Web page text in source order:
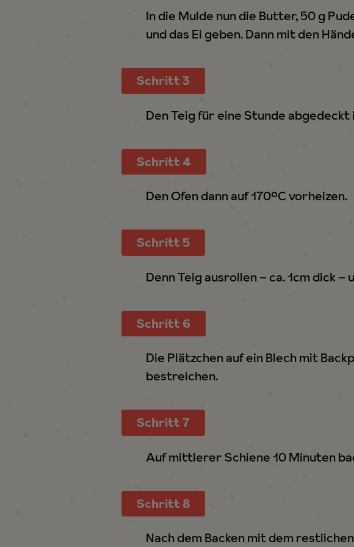
In die Mulde nun die Butter, 50 g
und das Ei geben. Dann mit den
Schritt 3
Den Teig für eine Stunde abgedeckt
Schritt 4
Den Ofen dann auf 170°C vorheizen.
Schritt 5
Denn Teig ausrollen – ca. 1cm dick –
Schritt 6
Die Plätzchen auf ein Blech mit
bestreichen.
Schritt 7
Auf mittlerer Schiene 10 Minuten
Schritt 8
Nach dem Backen mit dem